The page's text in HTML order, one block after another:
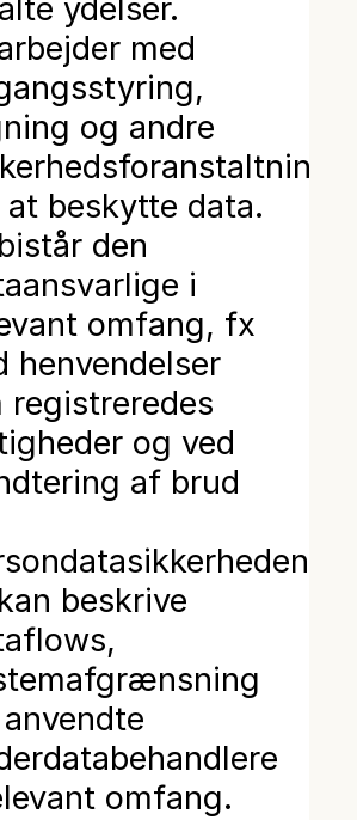
ydelser.
med
og andre
beskytte data.
den
i
omfang, fx
henvendelser
registreredes
og ved
af brud
beskrive
omfang.